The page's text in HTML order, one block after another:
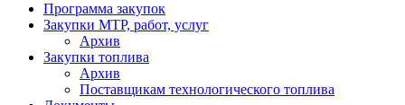
Программа закупок
Закупки МТР, работ, услуг
Архив
Закупки топлива
Архив
Поставщикам технологического топлива